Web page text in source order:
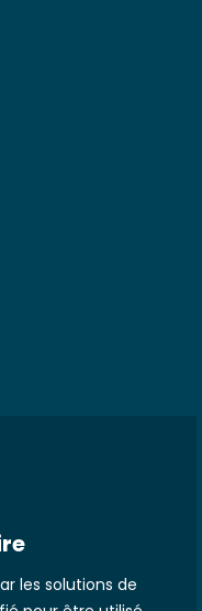
les solutions de